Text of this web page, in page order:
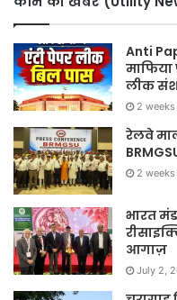
Anti
माफिया
लीक
2
रेलवे
2
भारत
आगाज़
July 2,